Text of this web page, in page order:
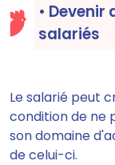
•
salariés
Le salarié peut
condition de ne
sondomaine
de celui-ci.